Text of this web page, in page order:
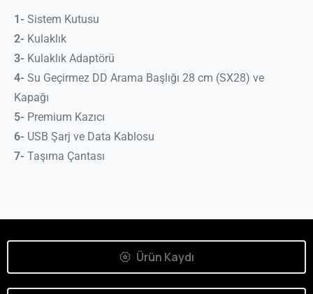
1- Sistem Kutusu
2- Kulaklık
3- Kulaklık Adaptörü
4- Su Geçirmez DD Arama Başlığı 28 cm (SX28) ve
Kapağı
5- Premium Kazıcı
6- USB Şarj ve Data Kablosu
7- Taşıma Çantası
Ürün Kaydı